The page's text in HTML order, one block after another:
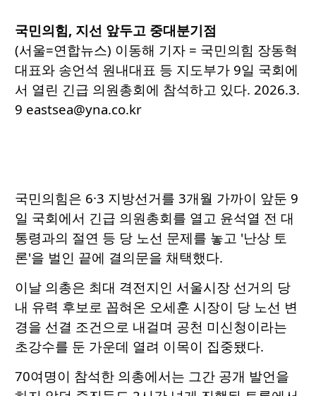
국민의힘, 지선 앞두고 중대분기점
(서울=연합뉴스) 이동해 기자 = 국민의힘 장동혁
대표와 송언석 원내대표 등 지도부가 9일 국회에
서 열린 긴급 의원총회에 참석하고 있다. 2026.3.
9 eastsea@yna.co.kr
국민의힘은 6·3 지방선거를 3개월 가까이 앞둔 9
일 국회에서 긴급 의원총회를 열고 윤석열 전 대
통령과의 절연 등 당 노선 문제를 놓고 '난상 토
론'을 벌인 끝에 결의문을 채택했다.
이날 의총은 최대 격전지인 서울시장 선거의 당
내 유력 후보로 꼽혀온 오세훈 시장이 당 노선 변
경을 선결 조건으로 내걸며 공천 미신청이라는
초강수를 둔 가운데 열려 이목이 집중됐다.
70여명이 참석한 의총에서는 그간 공개 발언을